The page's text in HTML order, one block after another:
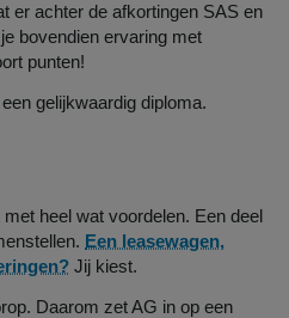
er achter de afkortingen SAS en
bovendien ervaring met
punten!
gelijkwaardig diploma.
heel wat voordelen. Een deel
Een leasewagen,
Jij kiest.
Daarom zet AG in op een